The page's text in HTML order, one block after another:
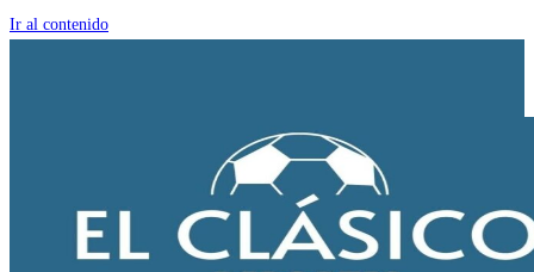
Ir al contenido